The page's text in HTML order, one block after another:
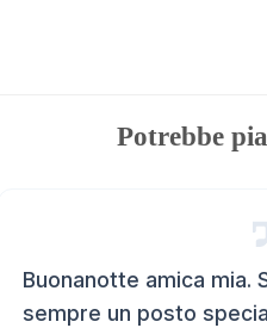
Potrebbe
Buonanotte amica mia.
sempre un posto